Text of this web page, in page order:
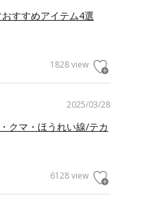
すすめアイテム4選
1828 view
2025/03/28
クマ・ほうれい線/テカ
6128 view